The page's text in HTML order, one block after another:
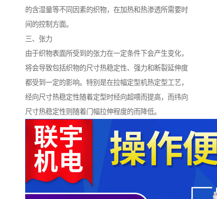
的含湿量等不同因素的织物，在加热和热渗透所需要时
间的控制方面。
三、张力
由于织物表面所受到的张力在一定条件下会产生变化，
将会导致包括织物的尺寸热稳定性、强力和断裂延伸度
都受到一定的影响。特别是在拉幅定型机热定型工艺，
经向尺寸热稳定性随着定型时经向超喂而提高，而纬向
尺寸热稳定性则随着门幅拉伸程度的而降低。